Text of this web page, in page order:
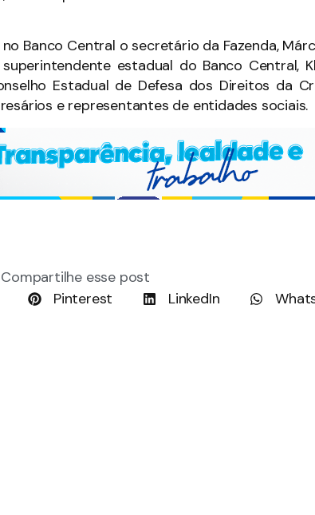
Banco Central o secretário da Fazenda,
estadual do Banco Central,
Estadual de Defesa dos Direitos da
e representantes de entidades sociais.
Compartilhe esse post
Pinterest LinkedIn